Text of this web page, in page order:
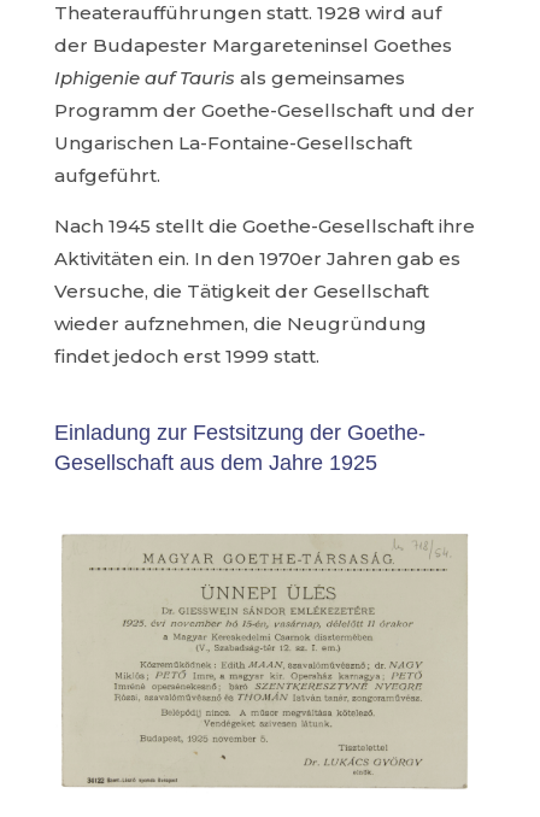
Theateraufführungen statt. 1928 wird auf
der Budapester Margareteninsel Goethes
Iphigenie auf Tauris als gemeinsames
Programm der Goethe-Gesellschaft und der
Ungarischen La-Fontaine-Gesellschaft
aufgeführt.
Nach 1945 stellt die Goethe-Gesellschaft ihre
Aktivitäten ein. In den 1970er Jahren gab es
Versuche, die Tätigkeit der Gesellschaft
wieder aufznehmen, die Neugründung
findet jedoch erst 1999 statt.
Einladung zur Festsitzung der Goethe-
Gesellschaft aus dem Jahre 1925